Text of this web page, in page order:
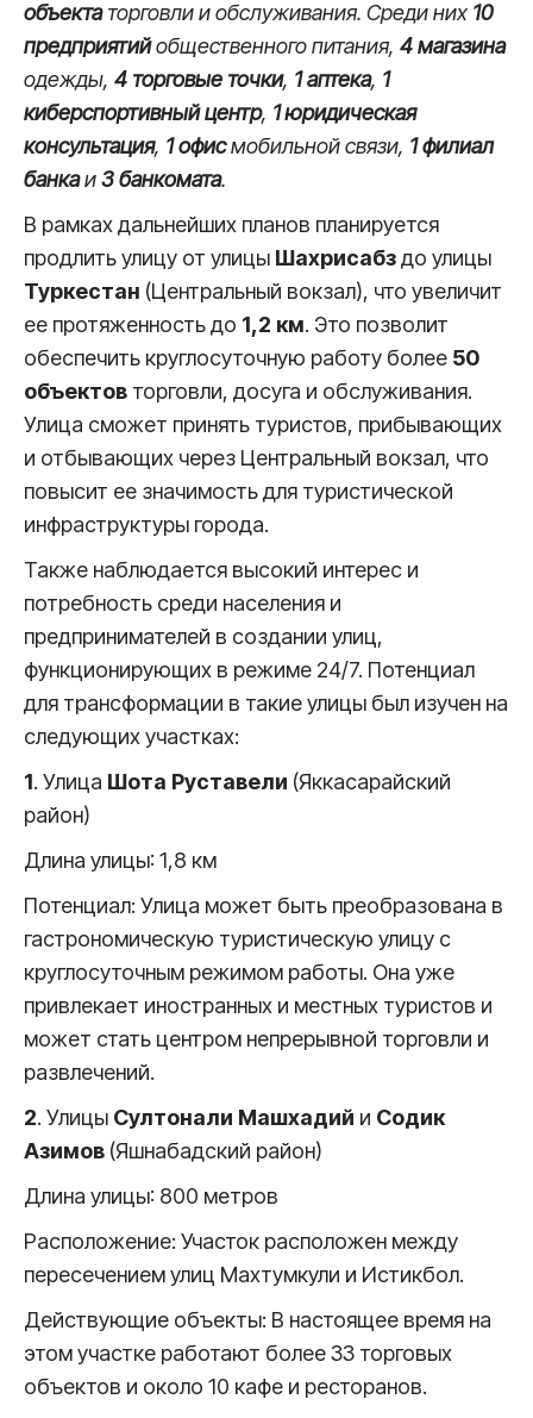
объектаторговли и обслуживания. Среди них 10
предприятийобщественного питания, 4 магазина
одежды, 4 торговые точки, 1 аптека, 1
киберспортивный центр, 1 юридическая
консультация, 1 офисмобильной связи, 1 филиал
банкаи3 банкомата.
В рамках дальнейших планов планируется
продлить улицу от улицы Шахрисабздо улицы
Туркестан (Центральный вокзал), что увеличит
ее протяженность до 1,2 км. Это позволит
обеспечить круглосуточную работу более 50
объектов торговли, досуга и обслуживания.
Улица сможет принять туристов, прибывающих
и отбывающих через Центральный вокзал, что
повысит ее значимость для туристической
инфраструктуры города.
Также наблюдается высокий интерес и
потребность среди населения и
предпринимателей в создании улиц,
функционирующих в режиме 24/7. Потенциал
для трансформации в такие улицы был изучен на
следующих участках:
1. Улица Шота Руставели (Яккасарайский
район)
Длина улицы: 1,8 км
Потенциал: Улица может быть преобразована в
гастрономическую туристическую улицу с
круглосуточным режимом работы. Она уже
привлекает иностранных и местных туристов и
может стать центром непрерывной торговли и
развлечений.
2. Улицы Султонали Машхадий и Содик
Азимов (Яшнабадский район)
Длина улицы: 800 метров
Расположение: Участок расположен между
пересечением улиц Махтумкули и Истикбол.
Действующие объекты: В настоящее время на
этом участке работают более 33 торговых
объектов и около 10 кафе и ресторанов.